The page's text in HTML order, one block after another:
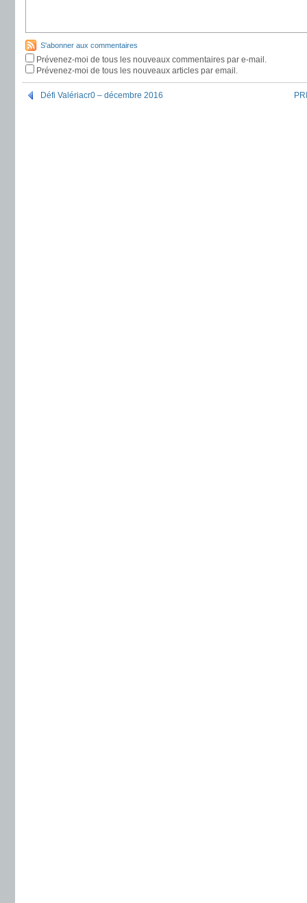
S'abonner aux commentaires
Prévenez-moi de tous les nouveaux commentaires par e-mail.
Prévenez-moi de tous les nouveaux articles par email.
Défi Valériacr0 – décembre 2016